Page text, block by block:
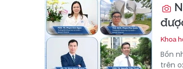
Khoa
Bốn
trên